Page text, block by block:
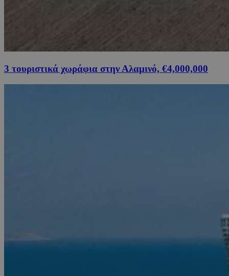
3 τουριστικά χωράφια στην Αλαμινό, €4,000,000